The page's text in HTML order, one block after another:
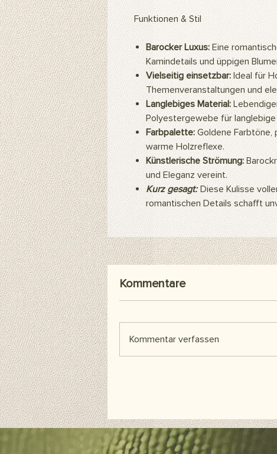
Funktionen & Stil
Barocker Luxus: Eine
Kamindetails und üppigen
Vielseitig einsetzbar: Ideal für
Themenveranstaltungen und
Langlebiges Material:
Polyestergewebe für
Farbpalette: Goldene Farbtöne,
warme Holzreflexe.
Künstlerische Strömung:
und Eleganz vereint.
Kurz gesagt:Diese Kulisse
romantischen Details schafft
Kommentare
Kommentar verfassen